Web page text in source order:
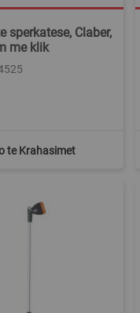
sperkatese, Claber,
me klik
te Krahasimet